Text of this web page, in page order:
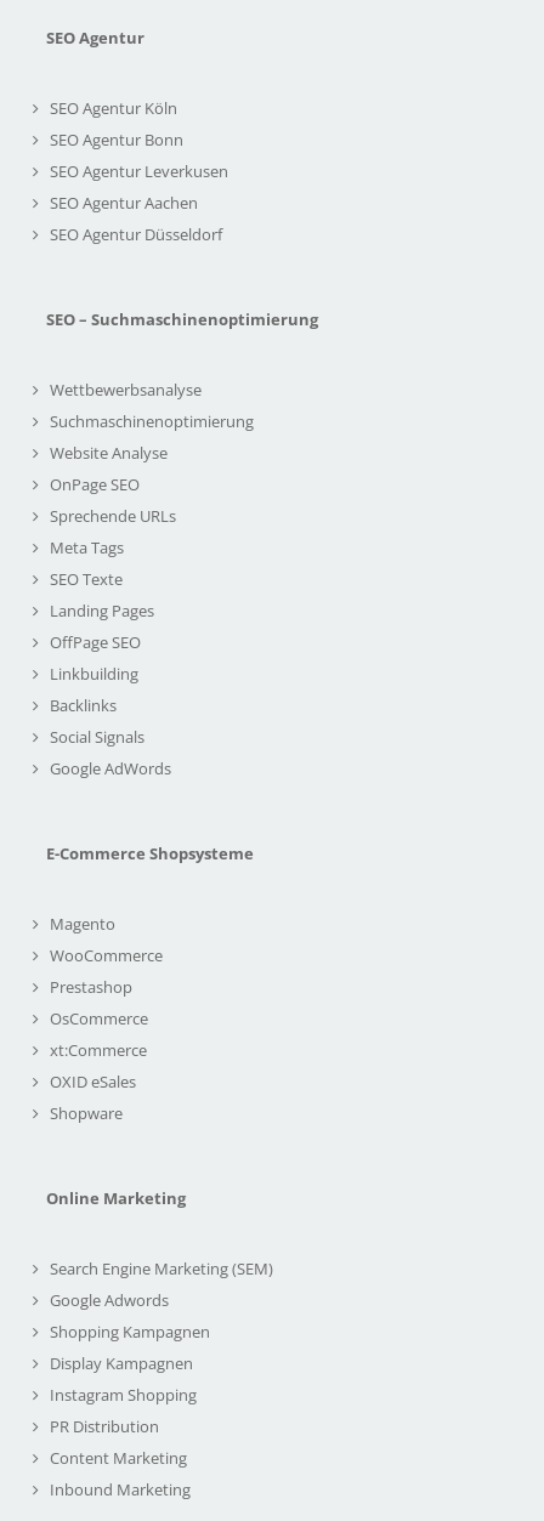
SEO Agentur
SEO Agentur Köln
SEO Agentur Bonn
SEO Agentur Leverkusen
SEO Agentur Aachen
SEO Agentur Düsseldorf
SEO – Suchmaschinenoptimierung
Wettbewerbsanalyse
Suchmaschinenoptimierung
Website Analyse
OnPage SEO
Sprechende URLs
Meta Tags
SEO Texte
Landing Pages
OffPage SEO
Linkbuilding
Backlinks
Social Signals
Google AdWords
E-Commerce Shopsysteme
Magento
WooCommerce
Prestashop
OsCommerce
xt:Commerce
OXID eSales
Shopware
Online Marketing
Search Engine Marketing (SEM)
Google Adwords
Shopping Kampagnen
Display Kampagnen
Instagram Shopping
PR Distribution
Content Marketing
Inbound Marketing